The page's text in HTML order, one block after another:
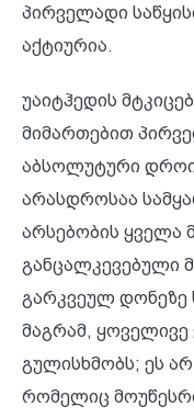
პირველადი
აქტიურია.
უაიტჰედის
მიმართებით
აბსოლუტური
არასდროსაა
არსებობის ყველა
განცალკევებული
გარკვეულ დონეზე
მაგრამ,
გულისხმობს; ეს
რომელიც